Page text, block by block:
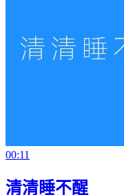
00:11
清清睡不醒